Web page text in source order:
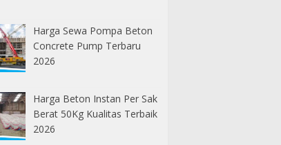
Harga Sewa Pompa Beton
Concrete Pump Terbaru
2026
Harga Beton Instan Per Sak
Berat 50Kg Kualitas Terbaik
2026